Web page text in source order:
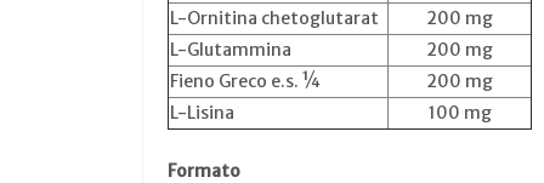
L-Ornitina chetoglutarat
200 mg
L-Glutammina
200 mg
Fieno Greco e.s. ¼
200 mg
L-Lisina
100 mg
Formato